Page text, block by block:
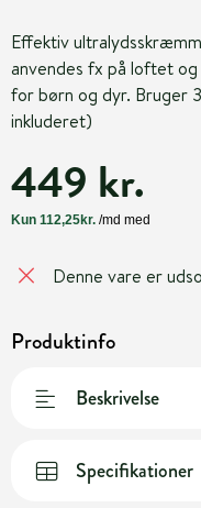
Effektiv
anvendes fx på loftet
for børn og dyr. Bruger
inkluderet)
449 kr.
Denne vare er
Produktinfo
Beskrivelse
Specifikationer